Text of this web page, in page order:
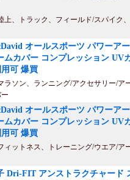
上、トラック、フィールド/スパイク
オールスポーツ パワーア
ムカバー コンプレッション UV
可 爆買
ラソン、ランニング/アクセサリー/ア
オールスポーツ パワーア
ムカバー コンプレッション UV
可 爆買
ィットネス、トレーニング/ウエア/ア
Dri-FIT アンストラクチャード